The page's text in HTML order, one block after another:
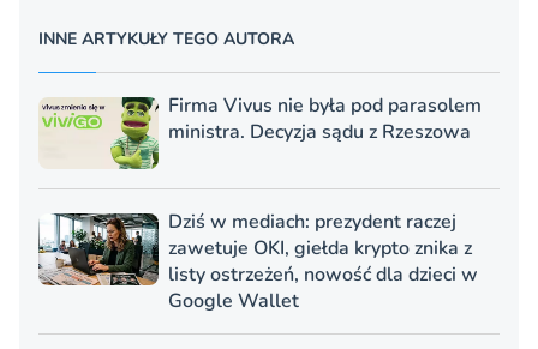
INNE ARTYKUŁY TEGO AUTORA
Firma Vivus nie była pod parasolem
ministra. Decyzja sądu z Rzeszowa
Dziś w mediach: prezydent raczej
zawetuje OKI, giełda krypto znika z
listy ostrzeżeń, nowość dla dzieci w
Google Wallet